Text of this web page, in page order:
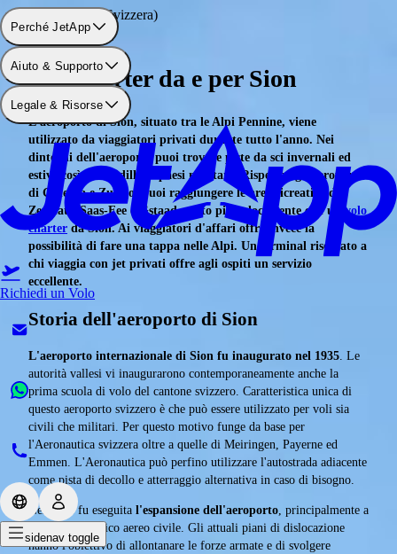
Perché JetApp
Aiuto & Supporto
Legale & Risorse
Richiedi un Volo
sidenav toggle
Aeroporto: Sion (Svizzera)
Voli charter da e per Sion
L'aeroporto di Sion, situato tra le Alpi Pennine, viene
utilizzato da viaggiatori privati durante tutto l'anno. Nei
dintorni dell'aeroporto puoi trovare piste da sci invernali ed
estive così come idilliaci paesi montani. Rispetto agli aeroporti
di Ginevra e Zurigo, puoi raggiungere le aree ricreative di
Zermatt, Saas-Fee e Gstaad molto più velocemente con un
volo
charter da Sion. Ai viaggiatori d'affari offre invece la
possibilità di fare una tappa nelle Alpi. Un terminal riservato a
chi viaggia con jet privati offre agli ospiti un servizio
eccellente.
Storia dell'aeroporto di Sion
L'aeroporto internazionale di Sion fu inaugurato nel 1935. Le
autorità vallesi vi inaugurarono contemporaneamente anche la
prima scuola di volo del cantone svizzero. Caratteristica unica di
questo aeroporto svizzero è che può essere utilizzato per voli sia
civili che militari. Per questo motivo funge da base per
l'Aeronautica svizzera oltre a quelle di Meiringen, Payerne ed
Emmen. L'Aeronautica può perfino utilizzare l'autostrada adiacente
come pista di decollo e atterraggio alternativa in caso di bisogno.
Nel 1991 fu eseguita l'espansione dell'aeroporto, principalmente a
favore del traffico aereo civile. Gli attuali piani di dislocazione
hanno l'obiettivo di allontanare le forze armate e di svolgere